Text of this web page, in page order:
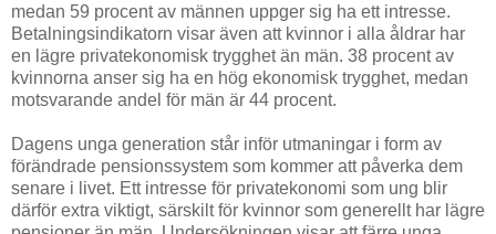
medan 59 procent av männen uppger sig ha ett intresse.
Betalningsindikatorn visar även att kvinnor i alla åldrar har
en lägre privatekonomisk trygghet än män. 38 procent av
kvinnorna anser sig ha en hög ekonomisk trygghet, medan
motsvarande andel för män är 44 procent.
Dagens unga generation står inför utmaningar i form av
förändrade pensionssystem som kommer att påverka dem
senare i livet. Ett intresse för privatekonomi som ung blir
därför extra viktigt, särskilt för kvinnor som generellt har lägre